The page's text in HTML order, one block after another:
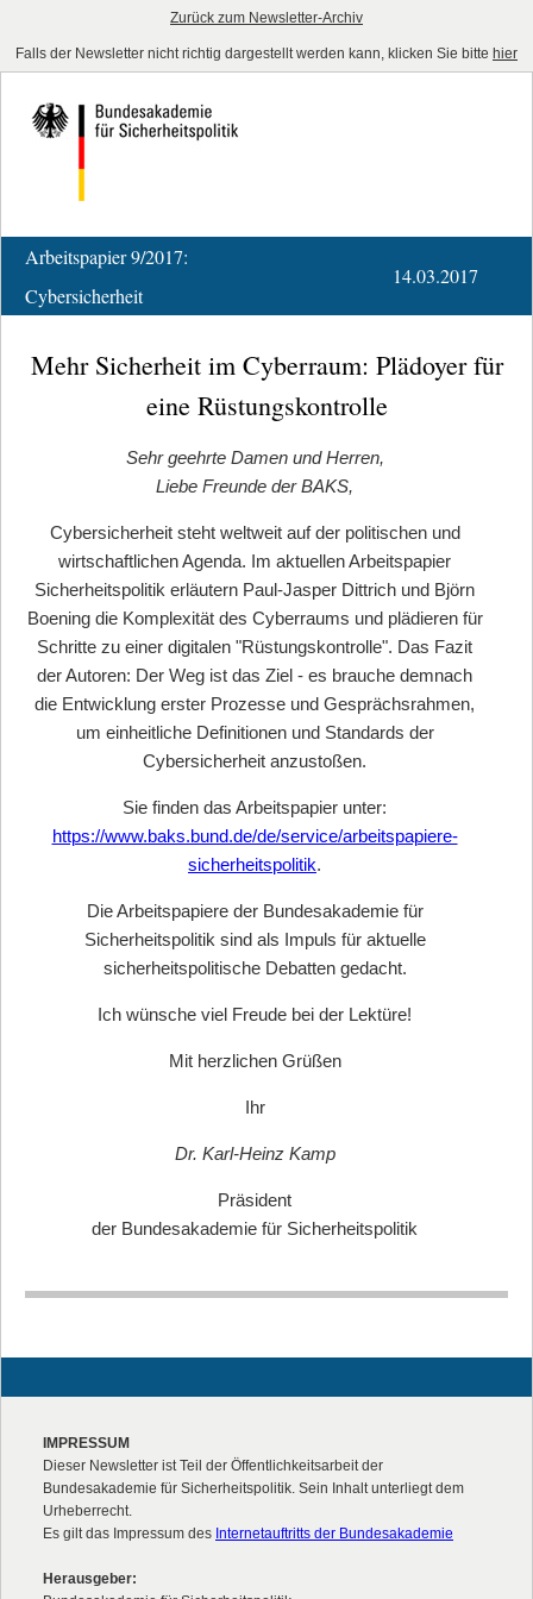
Zurück zum Newsletter-Archiv
Falls der Newsletter nicht richtig dargestellt werden kann, klicken Sie bitte hier
Arbeitspapier 9/2017:
Cybersicherheit
14.03.2017
Mehr Sicherheit im Cyberraum: Plädoyer für
eine Rüstungskontrolle
Sehr geehrte Damen und Herren,
Liebe Freunde der BAKS,
Cybersicherheit steht weltweit auf der politischen und
wirtschaftlichen Agenda. Im aktuellen Arbeitspapier
Sicherheitspolitik erläutern Paul-Jasper Dittrich und Björn
Boening die Komplexität des Cyberraums und plädieren für
Schritte zu einer digitalen "Rüstungskontrolle". Das Fazit
der Autoren: Der Weg ist das Ziel - es brauche demnach
die Entwicklung erster Prozesse und Gesprächsrahmen,
um einheitliche Definitionen und Standards der
Cybersicherheit anzustoßen.
Sie finden das Arbeitspapier unter:
https://www.baks.bund.de/de/service/arbeitspapiere-
sicherheitspolitik.
Die Arbeitspapiere der Bundesakademie für
Sicherheitspolitik sind als Impuls für aktuelle
sicherheitspolitische Debatten gedacht.
Ich wünsche viel Freude bei der Lektüre!
Mit herzlichen Grüßen
Ihr
Dr. Karl-Heinz Kamp
Präsident
der Bundesakademie für Sicherheitspolitik
IMPRESSUM
Dieser Newsletter ist Teil der Öffentlichkeitsarbeit der
Bundesakademie für Sicherheitspolitik. Sein Inhalt unterliegt dem
Urheberrecht.
Es gilt das Impressum des Internetauftritts der Bundesakademie
Herausgeber: